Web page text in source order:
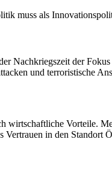
muss als
Nachkriegszeit der
und terroristische
wirtschaftliche Vorteile.
in den Standort